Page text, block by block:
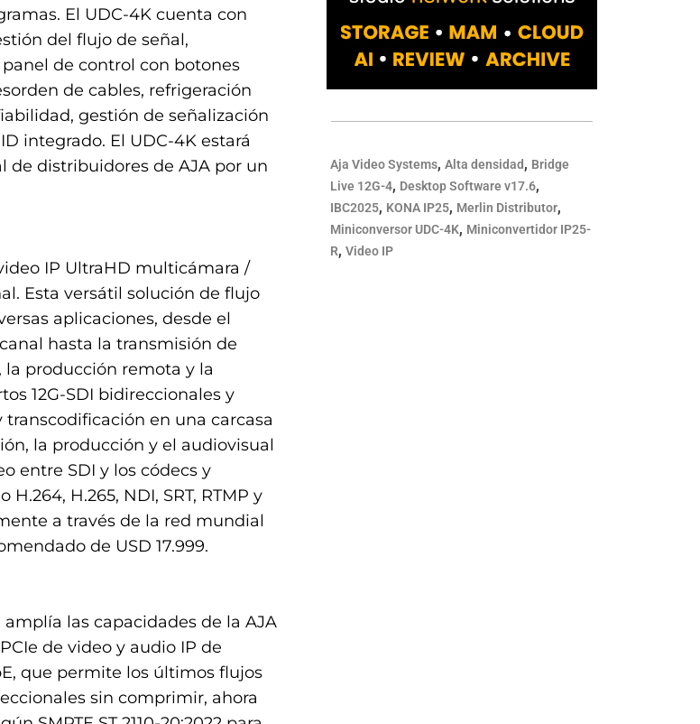
El UDC-4K cuenta con
del flujo de señal,
de control con botones
de cables, refrigeración
gestión de señalización
integrado. El UDC-4K estará
distribuidores de AJA por un
IP UltraHD multicámara /
Esta versátil solución de flujo
aplicaciones, desde el
hasta la transmisión de
producción remota y la
12G-SDI bidireccionales y
en una carcasa
la producción y el audiovisual
entre SDI y los códecs y
H.265, NDI, SRT, RTMP y
a través de la red mundial
de USD 17.999.
las capacidades de la AJA
de video y audio IP de
que permite los últimos flujos
sin comprimir, ahora
Aja Video Systems,Alta densidad, Bridge
Live 12G-4, Desktop Software v17.6,
IBC2025, KONA IP25, Merlin Distributor,
Miniconversor UDC-4K, Miniconvertidor IP25-
R,Video IP